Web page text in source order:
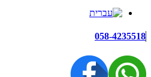
058-4235518